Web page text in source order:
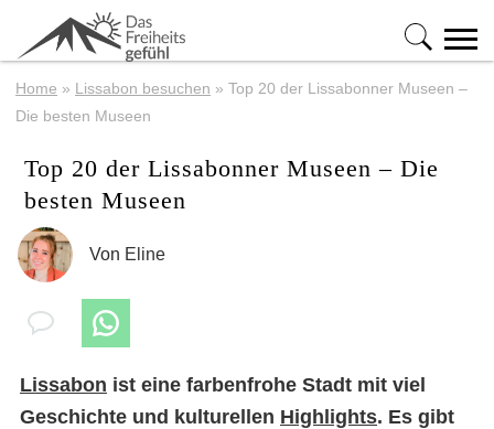
Home » Lissabon besuchen » Top 20 der Lissabonner Museen –
Die besten Museen
Top 20 der Lissabonner Museen – Die
besten Museen
Von Eline
Lissabon ist eine farbenfrohe Stadt mit viel
Geschichte und kulturellen Highlights. Es gibt